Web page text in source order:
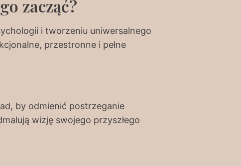
zacząć?
i tworzeniu uniwersalnego
przestronne i pełne
by odmienić postrzeganie
wizję swojego przyszłego